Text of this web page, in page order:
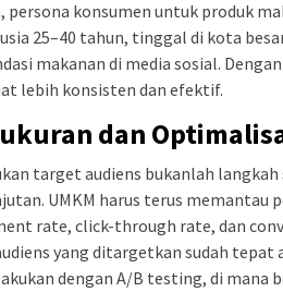
persona konsumen untuk produk
25–40 tahun, tinggal di kota
makanan di media sosial.
lebih konsisten dan efektif.
dan
target audiens bukanlah
UMKM harus terus
rate, click-through rate, dan
yang ditargetkan sudah
dengan A/B testing, di mana